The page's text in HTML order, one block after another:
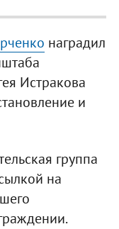
наградил
Истракова
и
группа
на